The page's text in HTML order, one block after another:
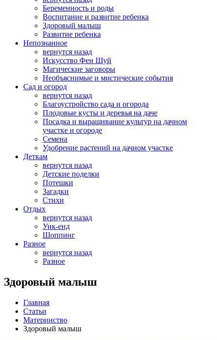
Беременность и роды
Воспитание и развитие ребенка
Здоровый малыш
Развитие ребенка
Непознанное
вернутся назад
Искусство Фен Шуй
Магические заговоры
Необъяснимые и мистические события
Сад и огород
вернутся назад
Благоустройство сада и огорода
Плодовые кусты и деревья на даче
Посадка и выращивание культур на дачном
участке и огороде
Семена
Удобрение растений на дачном участке
Деткам
вернутся назад
Детские поделки
Потешки
Загадки
Стихи
Отдых
вернутся назад
Уик-енд
Шоппинг
Разное
вернутся назад
Разное
Здоровый малыш
Главная
Статьи
Материнство
Здоровый малыш